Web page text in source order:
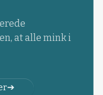
at alle mink i